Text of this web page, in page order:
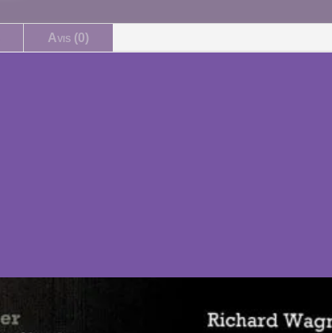
Avis (0)